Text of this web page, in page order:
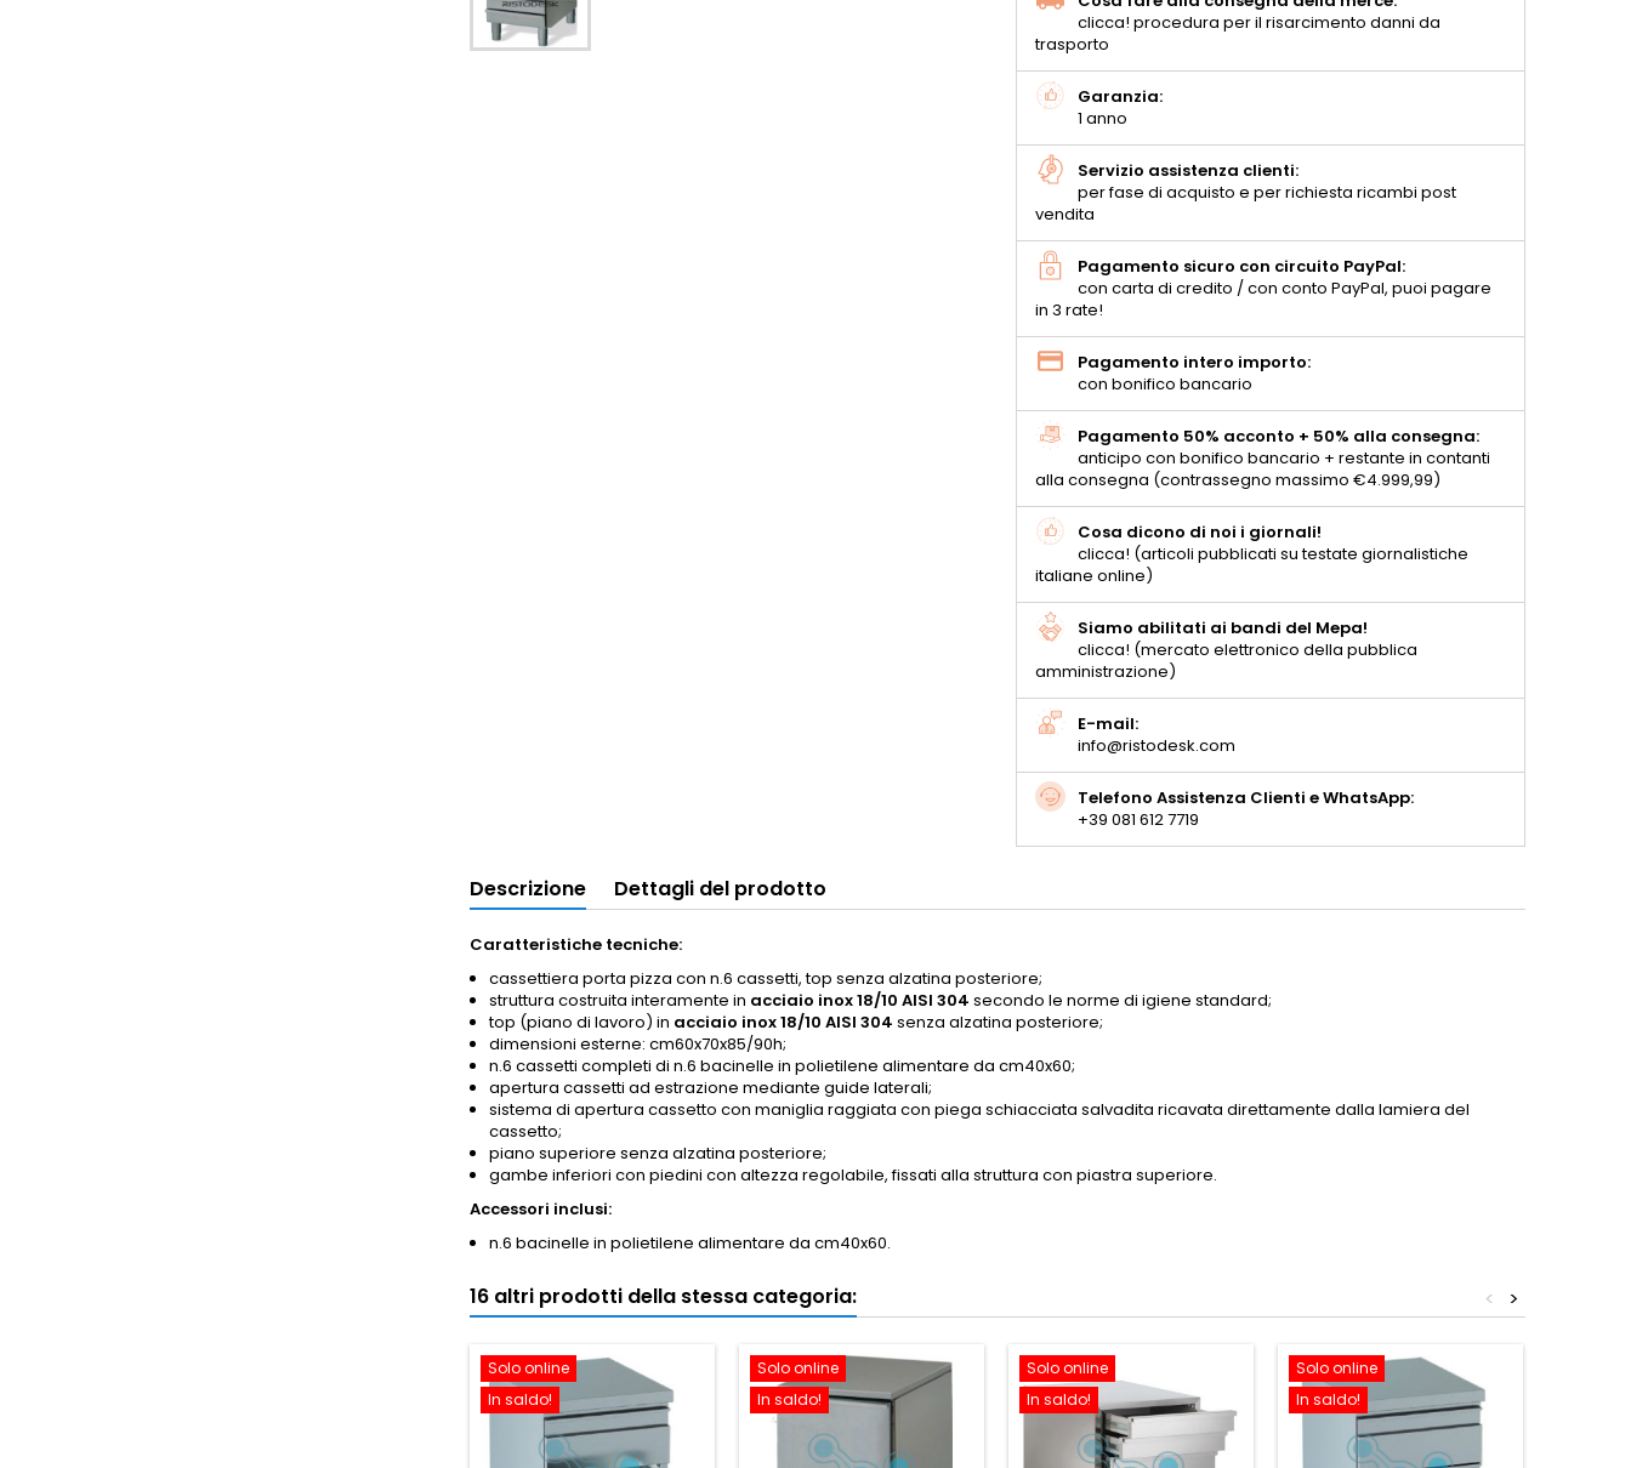
clicca! procedura per il risarcimento danni da
trasporto
Garanzia:
1 anno
Servizio assistenza clienti:
per fase di acquisto e per richiesta ricambi post
vendita
Pagamento sicuro con circuito PayPal:
con carta di credito / con conto PayPal, puoi pagare
in 3 rate!
Pagamento intero importo:
con bonifico bancario
Pagamento 50% acconto + 50% alla consegna:
anticipo con bonifico bancario + restante in contanti
alla consegna (contrassegno massimo €4.999,99)
Cosa dicono di noi i giornali!
clicca! (articoli pubblicati su testate giornalistiche
italiane online)
Siamo abilitati ai bandi del Mepa!
clicca! (mercato elettronico della pubblica
amministrazione)
E-mail:
info@ristodesk.com
Telefono Assistenza Clienti e WhatsApp:
+39 081 612 7719
Descrizione Dettagli del prodotto
Caratteristiche tecniche:
cassettiera porta pizza con n.6 cassetti, top senza alzatina posteriore;
struttura costruita interamente in acciaio inox 18/10 AISI 304 secondo le norme di igiene standard;
top (piano di lavoro) in acciaio inox 18/10 AISI 304 senza alzatina posteriore;
dimensioni esterne: cm60x70x85/90h;
n.6 cassetti completi di n.6 bacinelle in polietilene alimentare da cm40x60;
apertura cassetti ad estrazione mediante guide laterali;
sistema di apertura cassetto con maniglia raggiata con piega schiacciata salvadita ricavata direttamente dalla lamiera del
cassetto;
piano superiore senza alzatina posteriore;
gambe inferiori con piedini con altezza regolabile, fissati alla struttura con piastra superiore.
Accessori inclusi:
n.6 bacinelle in polietilene alimentare da cm40x60.
16 altri prodotti della stessa categoria: >
<
Solo online
In saldo!
Solo online
In saldo!
Solo online
In saldo!
Solo online
In saldo!